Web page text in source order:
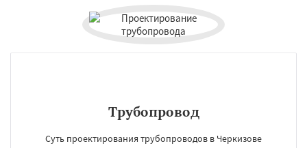
Трубопровод
Суть проектирования трубопроводов в Черкизове